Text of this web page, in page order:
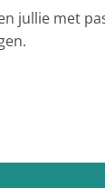
jullie met